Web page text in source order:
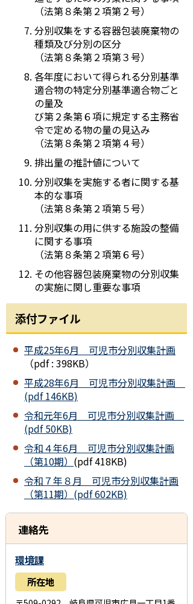
（法第８条第２項第２号）
分別収集をする容器包装廃棄物の
種類及び分別の区分
（法第８条第２項第３号）
各年度において得られる分別基準
適合物の特定分別基準適合物ごと
の量及
び第２条第６項に規定する主務省
令で定める物の量の見込み
（法第８条第２項第４号）
排出量の推計値について
分別収集を実施する者に関する基
本的な事項
（法第８条第２項第５号）
分別収集の用に供する施設の整備
に関する事項
（法第８条第２項第６号）
その他容器包装廃棄物の分別収集
の実施に関し重要な事項
添付ファイル
平成25年6月 可児市分別収集計画
（pdf : 398KB）
平成28年6月 可児市分別収集計画
(pdf 146KB)
令和元年6月 可児市分別収集計画
(pdf 50KB)
令和４年6月 可児市分別収集計画
（第10期） (pdf 418KB)
令和７年８月 可児市分別収集計画
（第11期）(pdf 602KB)
連絡先
環境課
所在地